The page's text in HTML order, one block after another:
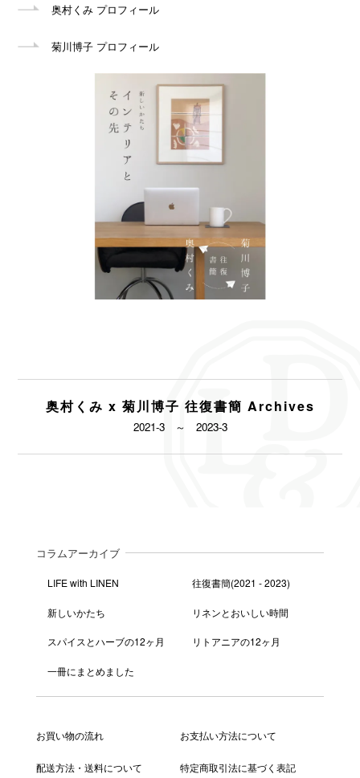
奥村くみ プロフィール
菊川博子 プロフィール
奥村くみ x 菊川博子 往復書簡 Archives
2021-3 ～ 2023-3
コラムアーカイブ
LIFE with LINEN 往復書簡(2021 - 2023)
新しいかたち リネンとおいしい時間
スパイスとハーブの12ヶ月 リトアニアの12ヶ月
一冊にまとめました
お買い物の流れ お支払い方法について
配送方法・送料について 特定商取引法に基づく表記